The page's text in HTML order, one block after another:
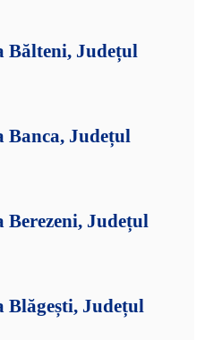
Bălteni, Județul
Banca, Județul
Județul
Blăgești, Județul